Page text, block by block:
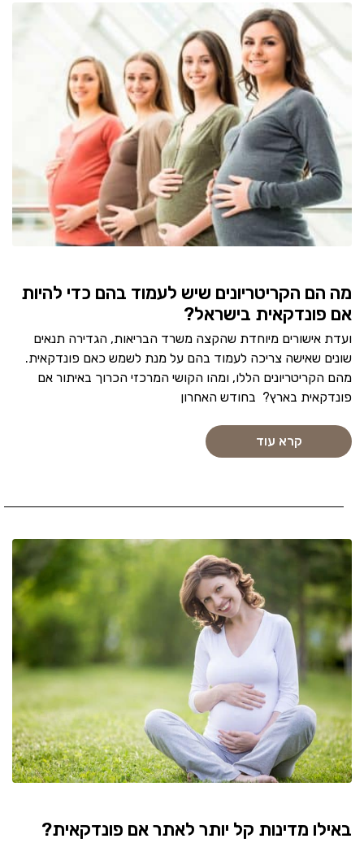
מה הם הקריטריונים שיש לעמוד בהם כדי להיות
אם פונדקאית בישראל?
ועדת אישורים מיוחדת שהקצה משרד הבריאות, הגדירה תנאים
שונים שאישה צריכה לעמוד בהם על מנת לשמש כאם פונדקאית.
מהם הקריטריונים הללו, ומהו הקושי המרכזי הכרוך באיתור אם
פונדקאית בארץ? בחודש האחרון
קרא עוד
באילו מדינות קל יותר לאתר אם פונדקאית?